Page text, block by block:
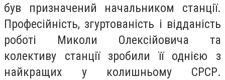
був призначений начальником станції.
Професійність, згуртованість і відданість
роботі Миколи Олексійовича та
колективу станції зробили її однією з
найкращих у колишньому СРСР.